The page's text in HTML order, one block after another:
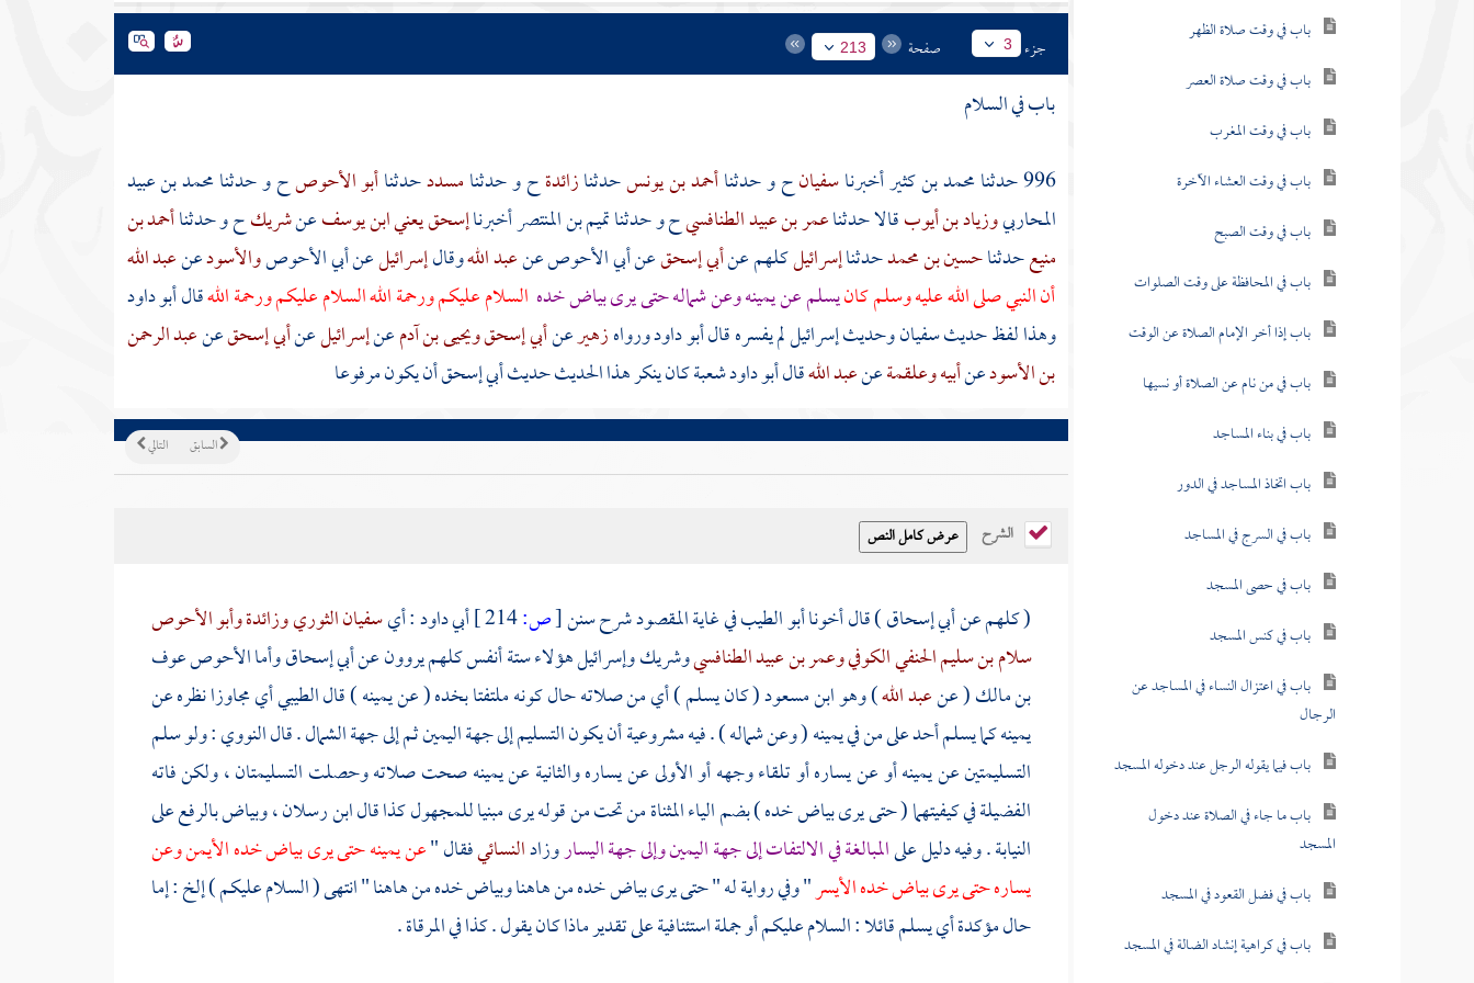
باب في كنس المسجد
باب في اعتزال النساء في المساجد عن
الرجال
باب فيما يقوله الرجل عند دخوله المسجد
باب ما جاء في الصلاة عند دخول المسجد
باب في فضل القعود في المسجد
باب في كراهية إنشاد الضالة في المسجد
باب في كراهية البزاق في المسجد
باب ما جاء في المشرك يدخل المسجد
باب في المواضع التي لا تجوز فيها الصلاة
باب النهي عن الصلاة في مبارك الإبل
باب متى يؤمر الغلام بالصلاة
باب بدء الأذان
باب كيف الأذان
باب في الإقامة
باب في الرجل يؤذن ويقيم آخر
باب رفع الصوت بالأذان
جزء 3 صفحة 213
باب في السلام
996 حدثنا
محمد بن كثيرأخبرناسفيانح و حدثناأحمد بن يونسحدثنازائدةح و حدثنامسددحدثناأبو الأحوصح و حدثنامحمد بن عبيد
المحاربيوزياد بن أيوبقالا حدثناعمر بن عبيد الطنافسيح و حدثناتميم بن المنتصرأخبرناإسحق يعني ابن يوسفعنشريكح و حدثناأحمد بن
منيعحدثناحسين بن محمدحدثناإسرائيلكلهم عنأبي إسحقعنأبي الأحوصعنعبد اللهوقالإسرائيلعنأبي الأحوصوالأسودعنعبد الله
أن النبي صلى الله عليه وسلم كانيسلم عن يمينه وعن شماله حتى يرى بياض خده السلام عليكم ورحمة الله السلام عليكم ورحمة اللهقال أبو داود
وهذا لفظ حديثسفيانوحديثإسرائيللم يفسره قال أبو داود ورواهزهيرعنأبي إسحقويحيى بن آدمعنإسرائيلعنأبي إسحقعنعبد الرحمن
بن الأسودعنأبيهوعلقمةعنعبد اللهقال أبو داودشعبةكان ينكر هذا الحديث حديثأبي إسحقأن يكون مرفوعا
التالي السابق
الشرح
( كلهم عنأبي إسحاق) قال أخوناأبو الطيبفي غاية المقصود شرح سنن[ص: أبي داود :أيسفيان الثوريوزائدةوأبو الأحوص
سلام بن سليم الحنفي الكوفيوعمر بن عبيد الطنافسيوشريكوإسرائيلهؤلاء ستة أنفس كلهم يروون عنأبي إسحاقوأماالأحوص عوف
بن مالك( عنعبد الله) وهو ابن مسعود ( كان يسلم ) أي من صلاته حال كونه ملتفتا بخده ( عن يمينه ) قالالطيبيأي مجاوزا نظره عن
يمينه كما يسلم أحد على من في يمينه ( وعن شماله ) . فيه مشروعية أن يكون التسليم إلى جهة اليمين ثم إلى جهة الشمال . قالالنووي: ولو سلم
التسليمتين عن يمينه أو عن يساره أو تلقاء وجهه أو الأولى عن يساره والثانية عن يمينه صحت صلاته وحصلت التسليمتان ، ولكن فاته
الفضيلة في كيفيتهما ( حتى يرى بياض خده ) بضم الياء المثناة من تحت من قوله يرى مبنيا للمجهول كذا قالابن رسلان، وبياض بالرفع على
النيابة . وفيه دليل علىالمبالغة في الالتفات إلى جهة اليمين وإلى جهة اليساروزادالنسائيفقال "عن يمينه حتى يرى بياض خده الأيمن وعن
يساره حتى يرى بياض خده الأيسر" وفي رواية له " حتى يرى بياض خده من هاهنا وبياض خده من هاهنا " انتهى ( السلام عليكم ) إلخ : إما
حال مؤكدة أي يسلم قائلا : السلام عليكم أو جملة استئنافية على تقدير ماذا كان يقول . كذا في المرقاة .